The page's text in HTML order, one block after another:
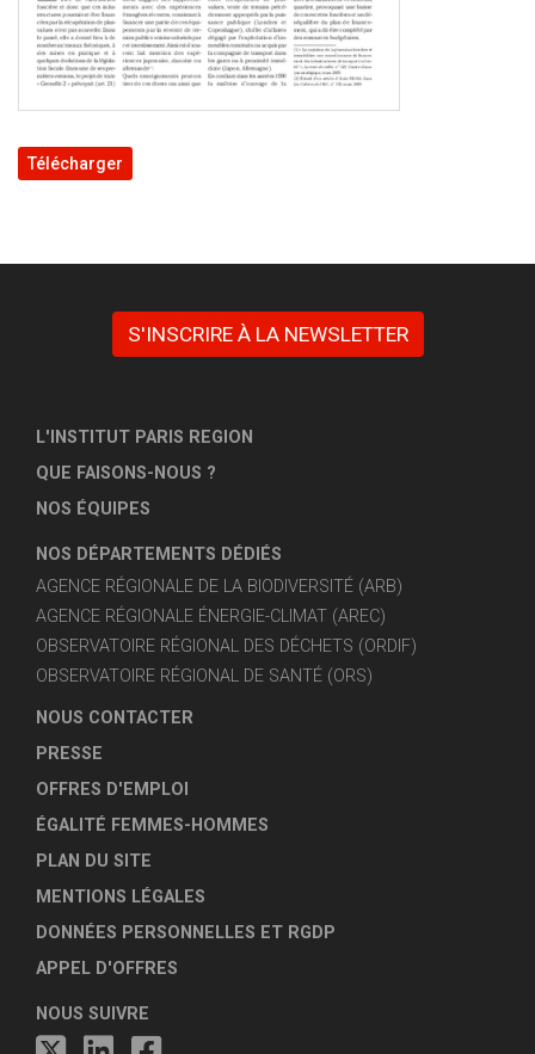
Télécharger
S'INSCRIRE À LA NEWSLETTER
L'INSTITUT PARIS REGION
QUE FAISONS-NOUS ?
NOS ÉQUIPES
NOS DÉPARTEMENTS DÉDIÉS
AGENCE RÉGIONALE DE LA BIODIVERSITÉ (ARB)
AGENCE RÉGIONALE ÉNERGIE-CLIMAT (AREC)
OBSERVATOIRE RÉGIONAL DES DÉCHETS (ORDIF)
OBSERVATOIRE RÉGIONAL DE SANTÉ (ORS)
NOUS CONTACTER
PRESSE
OFFRES D'EMPLOI
ÉGALITÉ FEMMES-HOMMES
PLAN DU SITE
MENTIONS LÉGALES
DONNÉES PERSONNELLES ET RGDP
APPEL D'OFFRES
NOUS SUIVRE